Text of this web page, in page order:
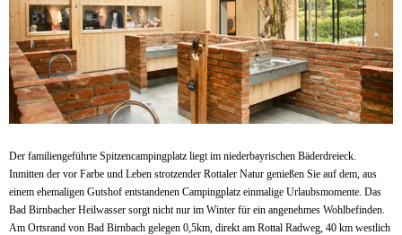
Der familiengeführte Spitzencampingplatz liegt im niederbayrischen Bäderdreieck.
Inmitten der vor Farbe und Leben strotzender Rottaler Natur genießen Sie auf dem, aus
einem ehemaligen Gutshof entstandenen Campingplatz einmalige Urlaubsmomente. Das
Bad Birnbacher Heilwasser sorgt nicht nur im Winter für ein angenehmes Wohlbefinden.
Am Ortsrand von Bad Birnbach gelegen 0,5km, direkt am Rottal Radweg, 40 km westlich